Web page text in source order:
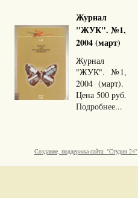
Журнал
"ЖУК". №1,
2004 (март)
Журнал
"ЖУК". №1,
2004 (март).
Цена 500 руб.
Подробнее...
Создание, поддержка сайта: "Студия 24"